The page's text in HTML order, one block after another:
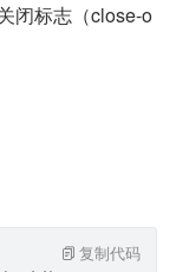
闭标志（close-o
复制代码